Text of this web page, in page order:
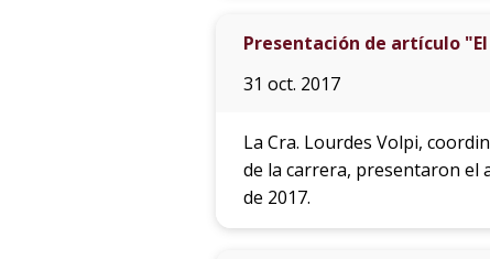
Presentación de artículo
31 oct. 2017
La Cra. Lourdes Volpi,
de la carrera, presentaron el
de 2017.